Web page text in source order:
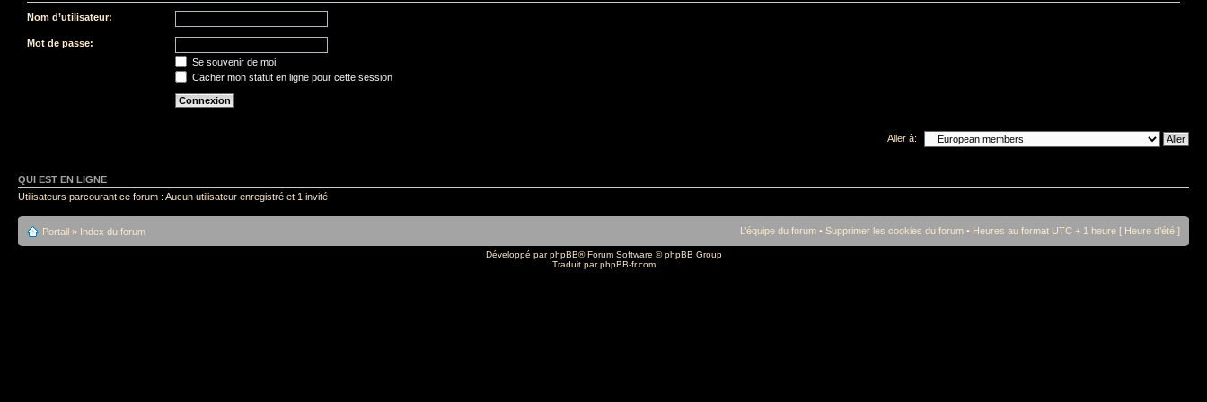
Nom d’utilisateur:
Mot de passe:
Se souvenir de moi
Cacher mon statut en ligne pour cette session
Aller à:
QUI EST EN LIGNE
Utilisateurs parcourant ce forum : Aucun utilisateur enregistré et 1 invité
Portail » Index du forum L’équipe du forum • Supprimer les cookies du forum • Heures au format UTC + 1 heure [ Heure d’été ]
Développé parphpBB® Forum Software © phpBB Group
Traduit parphpBB-fr.com